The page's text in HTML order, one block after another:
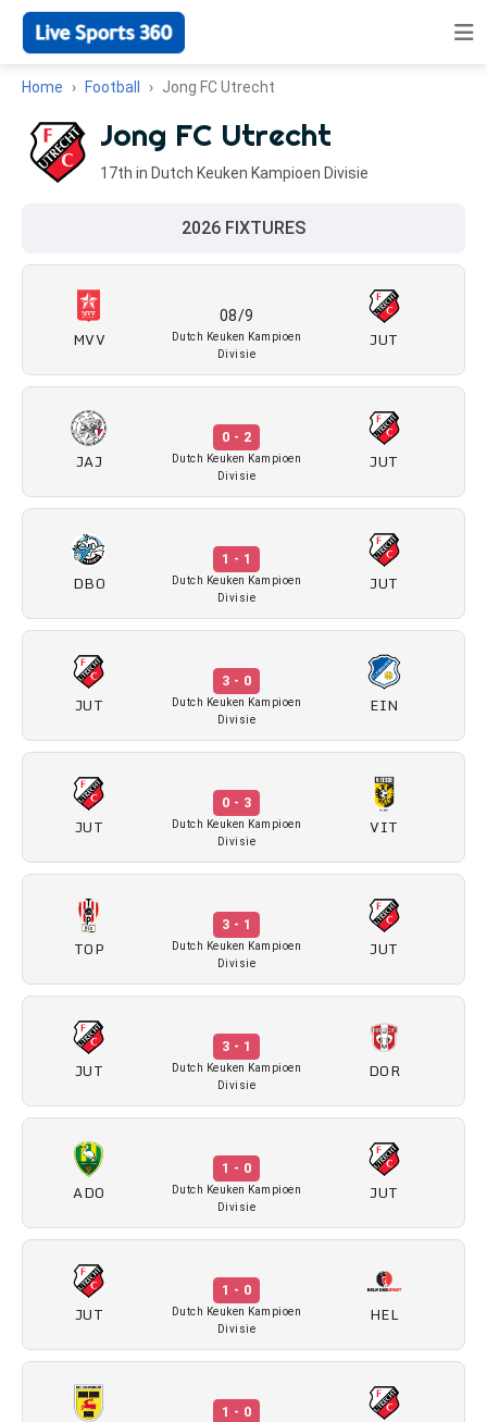
Home Football Jong FC Utrecht
Jong FC Utrecht
17th in Dutch Keuken Kampioen Divisie
2026 FIXTURES
MVV
08/9
Dutch Keuken Kampioen
Divisie
JUT
JAJ
0 - 2
Dutch Keuken Kampioen
Divisie
JUT
DBO
1 - 1
Dutch Keuken Kampioen
Divisie
JUT
JUT
3 - 0
Dutch Keuken Kampioen
Divisie
EIN
JUT
0 - 3
Dutch Keuken Kampioen
Divisie
VIT
TOP
3 - 1
Dutch Keuken Kampioen
Divisie
JUT
JUT
3 - 1
Dutch Keuken Kampioen
Divisie
DOR
ADO
1 - 0
Dutch Keuken Kampioen
Divisie
JUT
JUT
1 - 0
Dutch Keuken Kampioen
Divisie
HEL
1 - 0